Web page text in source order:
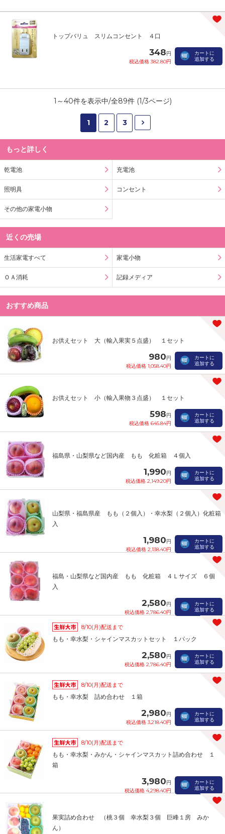
トップバリュ スリムコンセント ４口
348円
税込価格 382.80円
カートに
追加する
1 ～40件を表示中/全89件 (1/3ページ)
1 2 3
もっと詳しく
乾電池 充電池
照明具 コンセント
その他の家電小物
近くの売場
生活家電すべて 家電小物
ＯＡ消耗 記録メディア
おすすめ商品
お供えセット 大（輸入果実５点盛） １セット
980円
税込価格 1,058.40円
カートに
追加する
お供えセット 小（輸入果物３点盛） １セット
598円
税込価格 645.84円
カートに
追加する
福島県・山梨県など国内産 もも 化粧箱 ４個入
1,990円
税込価格 2,149.20円
カートに
追加する
山梨県・福島県産 もも（２個入）・幸水梨（２個入）化粧箱
入
1,980円
税込価格 2,138.40円
カートに
追加する
福島・山梨県など国内産 もも 化粧箱 ４Ｌサイズ ６個
入
2,580円
税込価格 2,786.40円
カートに
追加する
8/10(月)配送まで
もも・幸水梨・シャインマスカットセット １パック
2,580円
税込価格 2,786.40円
カートに
追加する
8/10(月)配送まで
もも・幸水梨 詰め合わせ １箱
2,980円
税込価格 3,218.40円
カートに
追加する
8/10(月)配送まで
もも・幸水梨・みかん・シャインマスカット詰め合わせ １
箱
3,980円
税込価格 4,298.40円
カートに
追加する
果実詰め合わせ （桃３個 幸水梨３個 巨峰１房 みか
ん）